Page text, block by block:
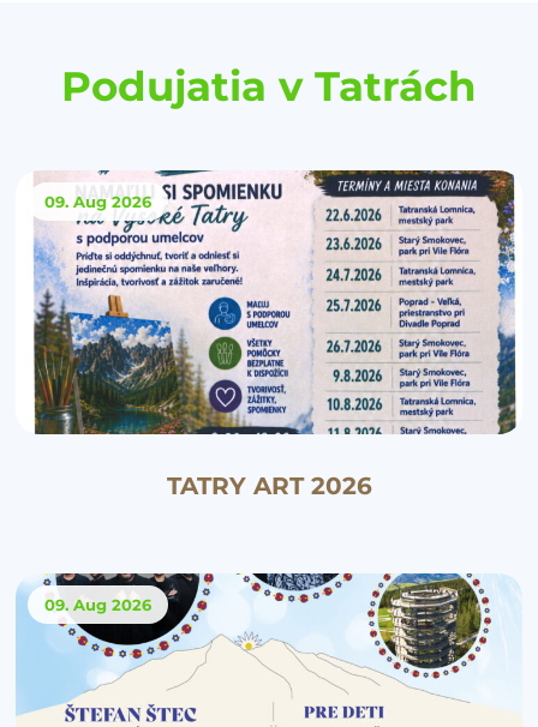
Podujatia v Tatrách
09. Aug 2026
TATRY ART 2026
09. Aug 2026